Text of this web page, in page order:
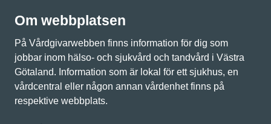
Om webbplatsen
På Vårdgivarwebben finns information för dig som
jobbar inom hälso- och sjukvård och tandvård i Västra
Götaland. Information som är lokal för ett sjukhus, en
vårdcentral eller någon annan vårdenhet finns på
respektive webbplats.